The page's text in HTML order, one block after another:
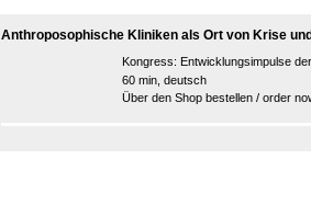
Anthroposophische Kliniken als Ort von Krise
Kongress: Entwicklungsimpulse
60 min, deutsch
Über den Shop bestellen / order